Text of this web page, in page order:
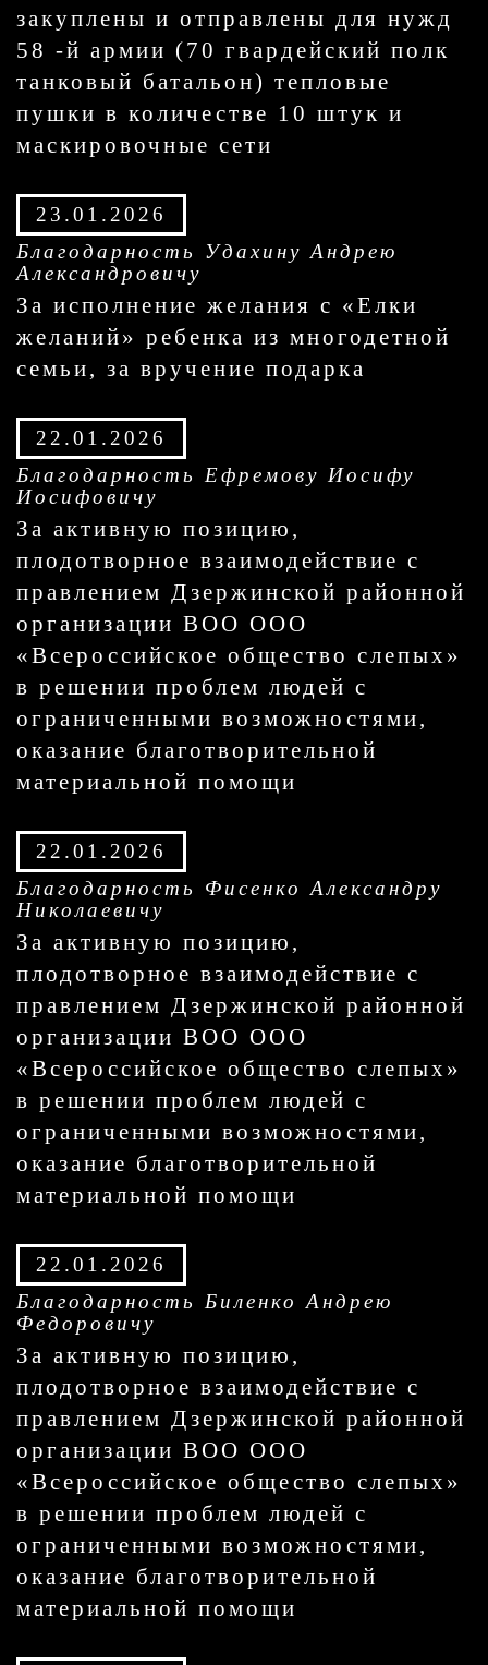
закуплены и отправлены для нужд
58 -й армии (70 гвардейский полк
танковый батальон) тепловые
пушки в количестве 10 штук и
маскировочные сети
23.01.2026
Благодарность Удахину Андрею
Александровичу
За исполнение желания с «Елки
желаний» ребенка из многодетной
семьи, за вручение подарка
22.01.2026
Благодарность Ефремову Иосифу
Иосифовичу
За активную позицию,
плодотворное взаимодействие с
правлением Дзержинской районной
организации ВОО ООО
«Всероссийское общество слепых»
в решении проблем людей с
ограниченными возможностями,
оказание благотворительной
материальной помощи
22.01.2026
Благодарность Фисенко Александру
Николаевичу
За активную позицию,
плодотворное взаимодействие с
правлением Дзержинской районной
организации ВОО ООО
«Всероссийское общество слепых»
в решении проблем людей с
ограниченными возможностями,
оказание благотворительной
материальной помощи
22.01.2026
Благодарность Биленко Андрею
Федоровичу
За активную позицию,
плодотворное взаимодействие с
правлением Дзержинской районной
организации ВОО ООО
«Всероссийское общество слепых»
в решении проблем людей с
ограниченными возможностями,
оказание благотворительной
материальной помощи